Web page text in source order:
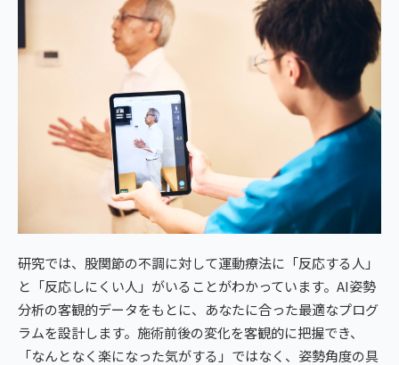
研究では、股関節の不調に対して運動療法に「反応する人」
と「反応しにくい人」がいることがわかっています。AI姿勢
分析の客観的データをもとに、あなたに合った最適なプログ
ラムを設計します。施術前後の変化を客観的に把握でき、
「なんとなく楽になった気がする」ではなく、姿勢角度の具